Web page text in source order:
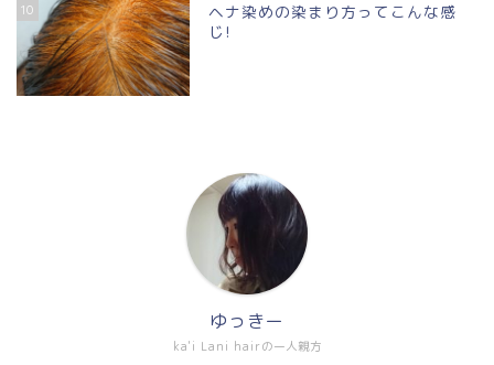
10
ヘナ染めの染まり方ってこんな感
じ!
ka'i Lani hairの一人親方
ゆっきー